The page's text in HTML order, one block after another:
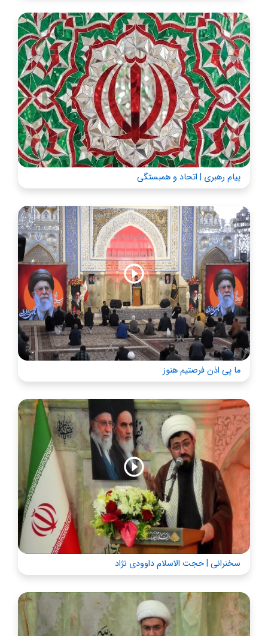
پیام رهبری | اتحاد و همبستگی
ما پی اذن فرصتیم هنوز
سخنرانی | حجت الاسلام داوودی نژاد